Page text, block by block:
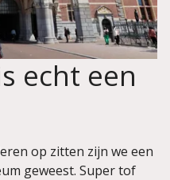
echt een
op zitten zijn we een
geweest. Super tof